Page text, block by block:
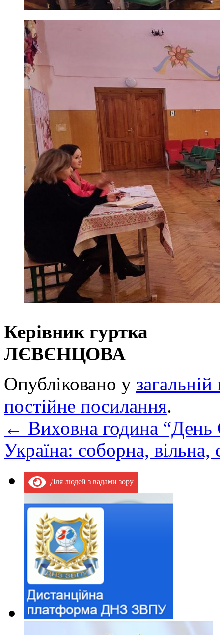
Керівник
ЛЄВЄНЦОВА
Опубліковано у загальній
постійне посилання.
← Виховна година “День
Україна: соборна, вільна,
Для людей з вадами зору